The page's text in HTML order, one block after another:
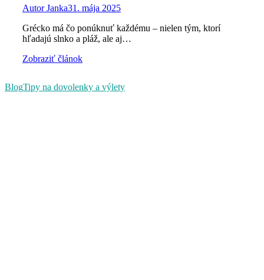
AutorJanka31. mája 2025
Grécko má čo ponúknuť každému – nielen tým, ktorí
hľadajú slnko a pláž, ale aj…
Zobraziť článok
BlogTipy na dovolenky a výlety